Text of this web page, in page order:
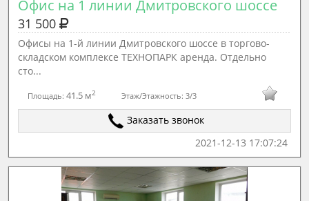
Офис на 1 линии Дмитровского шоссе
31 500
Офисы на 1-й линии Дмитровского шоссе в торгово-
складском комплексе ТЕХНОПАРК аренда. Отдельно
сто...
Площадь: 41.5 м2 Этаж/Этажность: 3/3
Заказать звонок
2021-12-13 17:07:24